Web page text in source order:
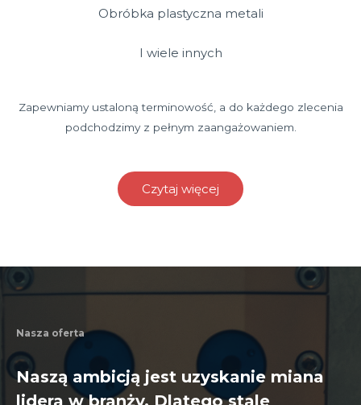
Obróbka plastyczna metali
I wiele innych
Zapewniamy ustaloną terminowość, a do każdego zlecenia
podchodzimy z pełnym zaangażowaniem.
Czytaj więcej
Nasza oferta
Naszą ambicją jest uzyskanie miana
lidera w branży. Dlatego stale